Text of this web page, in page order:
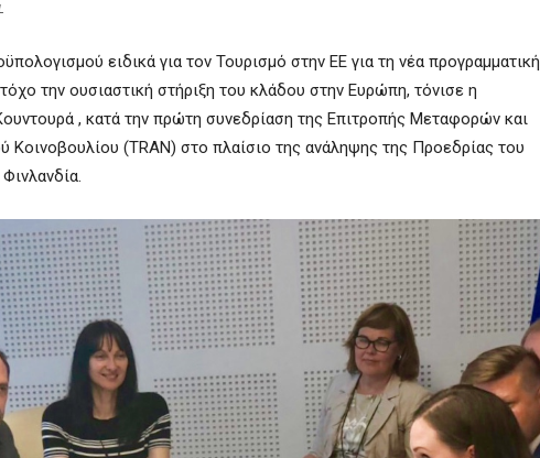
ειδικά για τον Τουρισμό στην ΕΕ για τη νέα προγραμματική
την ουσιαστική στήριξη του κλάδου στην Ευρώπη, τόνισε η
, κατά την πρώτη συνεδρίαση της Επιτροπής Μεταφορών και
Κοινοβουλίου (TRAN) στο πλαίσιο της ανάληψης της Προεδρίας του